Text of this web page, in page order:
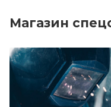
Магазин